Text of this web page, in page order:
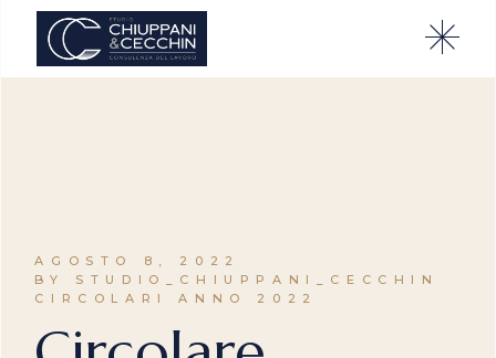
AGOSTO 8, 2022
BY STUDIO_CHIUPPANI_CECCHIN
CIRCOLARI ANNO 2022